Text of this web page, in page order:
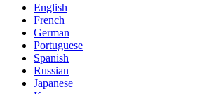
English
French
German
Portuguese
Spanish
Russian
Japanese